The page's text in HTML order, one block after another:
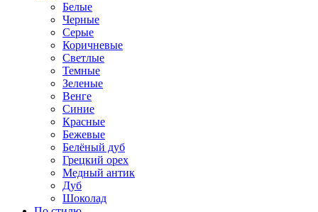
Белые
Черные
Серые
Коричневые
Светлые
Темные
Зеленые
Венге
Синие
Красные
Бежевые
Белёный дуб
Грецкий орех
Медный антик
Дуб
Шоколад